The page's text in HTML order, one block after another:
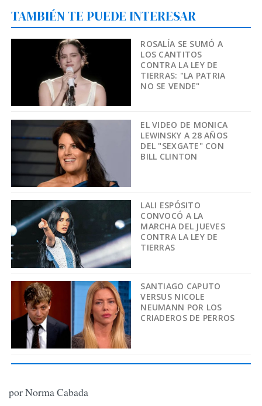
TAMBIÉN TE PUEDE INTERESAR
ROSALÍA SE SUMÓ A
LOS CANTITOS
CONTRA LA LEY DE
TIERRAS: "LA PATRIA
NO SE VENDE"
EL VIDEO DE MONICA
LEWINSKY A 28 AÑOS
DEL "SEXGATE" CON
BILL CLINTON
LALI ESPÓSITO
CONVOCÓ A LA
MARCHA DEL JUEVES
CONTRA LA LEY DE
TIERRAS
SANTIAGO CAPUTO
VERSUS NICOLE
NEUMANN POR LOS
CRIADEROS DE PERROS
por Norma Cabada